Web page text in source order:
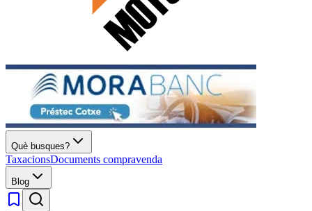
Què busques?
TaxacionsDocuments compravenda
Blog